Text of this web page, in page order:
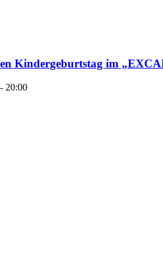
Kindergeburtstag im
- 20:00